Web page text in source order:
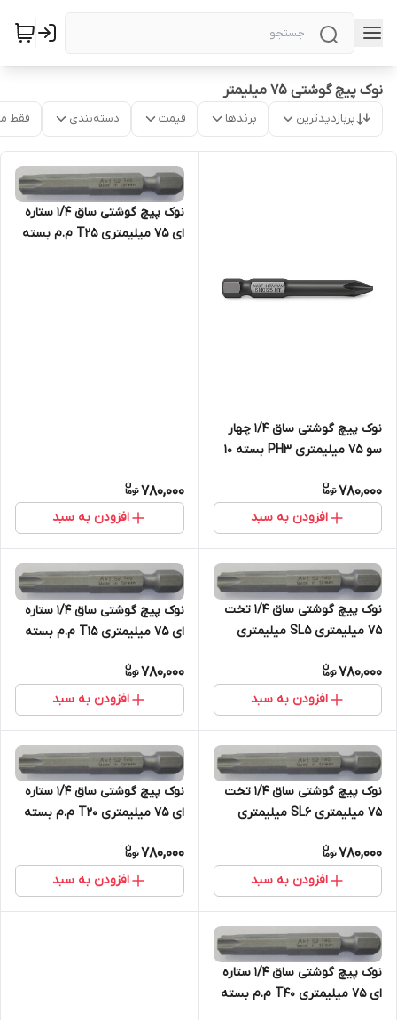
نوک پیچ گوشتی 75 میلیمتر
پربازدیدترین برندها قیمت دسته‌بندی فقط
نوک پیچ گوشتی ساق 1/4 چهار
سو 75 میلیمتری PH3 بسته 10
780,000
افزودن به سبد
نوک پیچ گوشتی ساق 1/4 ستاره
ای 75 میلیمتری T25 م.م بسته
780,000
افزودن به سبد
نوک پیچ گوشتی ساق 1/4 تخت
75 میلیمتری SL5 میلیمتری
780,000
افزودن به سبد
نوک پیچ گوشتی ساق 1/4 ستاره
ای 75 میلیمتری T15 م.م بسته
780,000
افزودن به سبد
نوک پیچ گوشتی ساق 1/4 تخت
75 میلیمتری SL6 میلیمتری
780,000
افزودن به سبد
نوک پیچ گوشتی ساق 1/4 ستاره
ای 75 میلیمتری T20 م.م بسته
780,000
افزودن به سبد
نوک پیچ گوشتی ساق 1/4 ستاره
ای 75 میلیمتری T40 م.م بسته